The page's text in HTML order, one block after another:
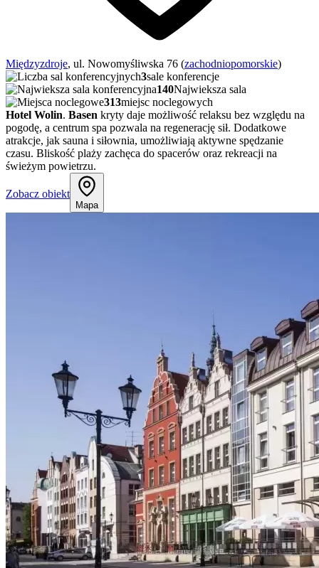
Międzyzdroje, ul. Nowomyśliwska 76 (zachodniopomorskie)
3sale konferencje
140Najwieksza sala
313miejsc noclegowych
Hotel Wolin. Basen kryty daje możliwość relaksu bez względu na
pogodę, a centrum spa pozwala na regenerację sił. Dodatkowe
atrakcje, jak sauna i siłownia, umożliwiają aktywne spędzanie
czasu. Bliskość plaży zachęca do spacerów oraz rekreacji na
świeżym powietrzu.
Zobacz obiekt
Mapa